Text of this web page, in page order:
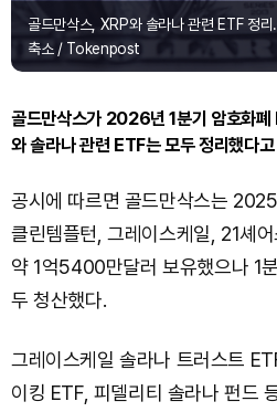
골드만삭스, XRP와 솔라나 관련 ETF 정
축소 / Tokenpost
골드만삭스가 2026년 1분기 암호화
와 솔라나 관련 ETF는 모두 정리했다
공시에 따르면 골드만삭스는
클린템플턴, 그레이스케일, 21셰
약 1억5400만달러 보유했으나 1
두 청산했다.
그레이스케일 솔라나 트러스트
이킹 ETF, 피델리티 솔라나 펀드